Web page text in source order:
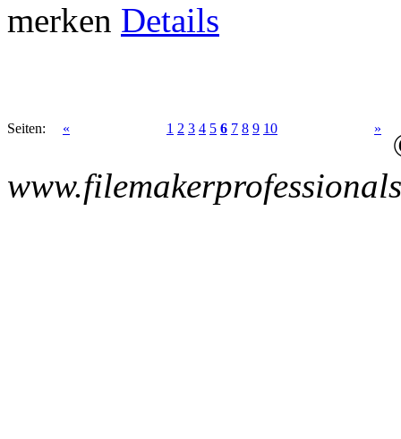
merken Details
Seiten: « 1 2 3 4 5 6 7 8 9 10 »